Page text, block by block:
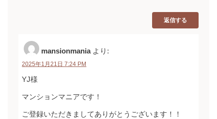
返信する
mansionmania より:
2025年1月21日 7:24 PM
YJ様
マンションマニアです！
ご登録いただきましてありがとうございます！！